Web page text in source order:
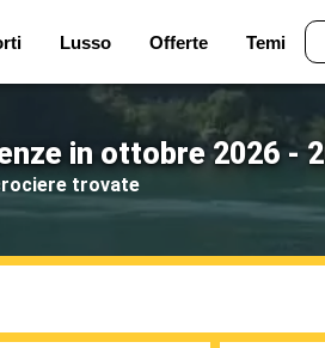
Lusso Offerte Temi
in ottobre 2026 -
trovate